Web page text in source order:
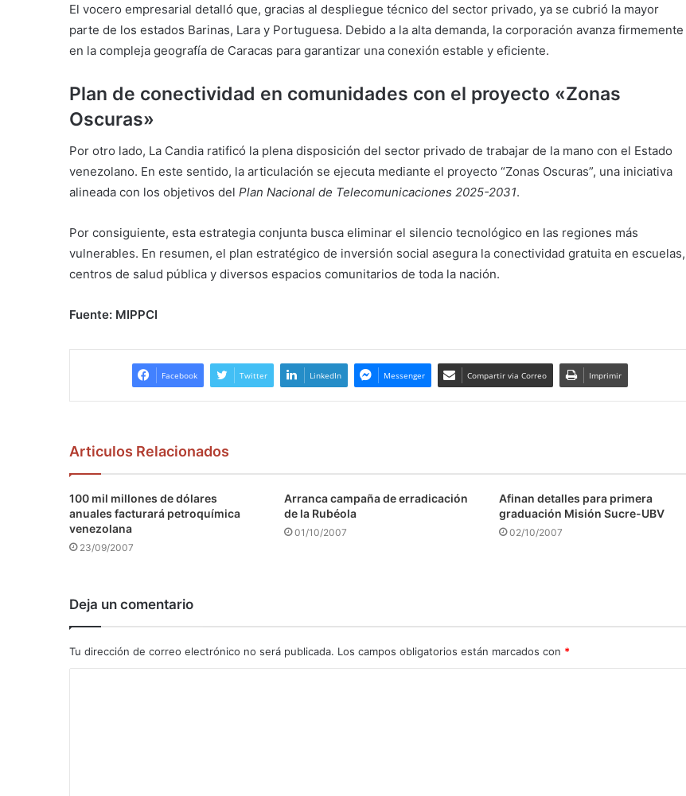
El vocero empresarial detalló que, gracias al despliegue técnico del sector privado, ya se cubrió la mayor
parte de los estados Barinas, Lara y Portuguesa. Debido a la alta demanda, la corporación avanza firmemente
en la compleja geografía de Caracas para garantizar una conexión estable y eficiente.
Plan de conectividad en comunidades con el proyecto «Zonas
Oscuras»
Por otro lado, La Candia ratificó la plena disposición del sector privado de trabajar de la mano con el Estado
venezolano. En este sentido, la articulación se ejecuta mediante el proyecto “Zonas Oscuras”, una iniciativa
alineada con los objetivos del Plan Nacional de Telecomunicaciones 2025-2031.
Por consiguiente, esta estrategia conjunta busca eliminar el silencio tecnológico en las regiones más
vulnerables. En resumen, el plan estratégico de inversión social asegura la conectividad gratuita en escuelas,
centros de salud pública y diversos espacios comunitarios de toda la nación.
Fuente: MIPPCI
Facebook Twitter LinkedIn Messenger Compartir via Correo Imprimir
Articulos Relacionados
100 mil millones de dólares
anuales facturará petroquímica
venezolana
23/09/2007
Arranca campaña de erradicación
de la Rubéola
01/10/2007
Afinan detalles para primera
graduación Misión Sucre-UBV
02/10/2007
Deja un comentario
Tu dirección de correo electrónico no será publicada. Los campos obligatorios están marcados con *